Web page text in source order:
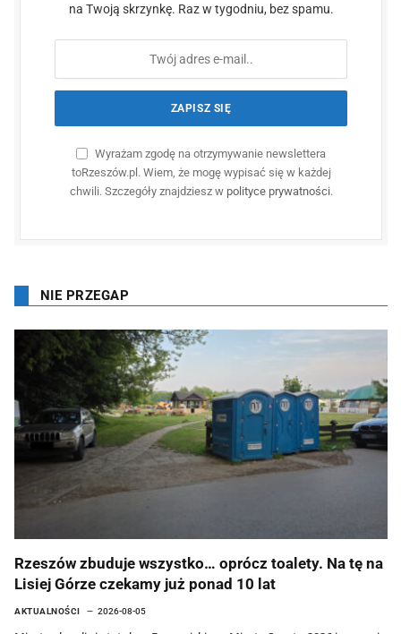
na Twoją skrzynkę. Raz w tygodniu, bez spamu.
Wyrażam zgodę na otrzymywanie newslettera
toRzeszów.pl. Wiem, że mogę wypisać się w każdej
chwili. Szczegóły znajdziesz w polityce prywatności.
NIE PRZEGAP
Rzeszów zbuduje wszystko… oprócz toalety. Na tę na
Lisiej Górze czekamy już ponad 10 lat
AKTUALNOŚCI 2026-08-05